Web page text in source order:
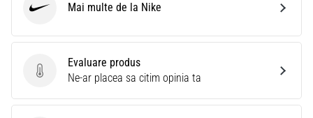
Evaluare produs
Evaluare produs
Ne-ar placea sa citim opinia ta
Mai multe de la Nike